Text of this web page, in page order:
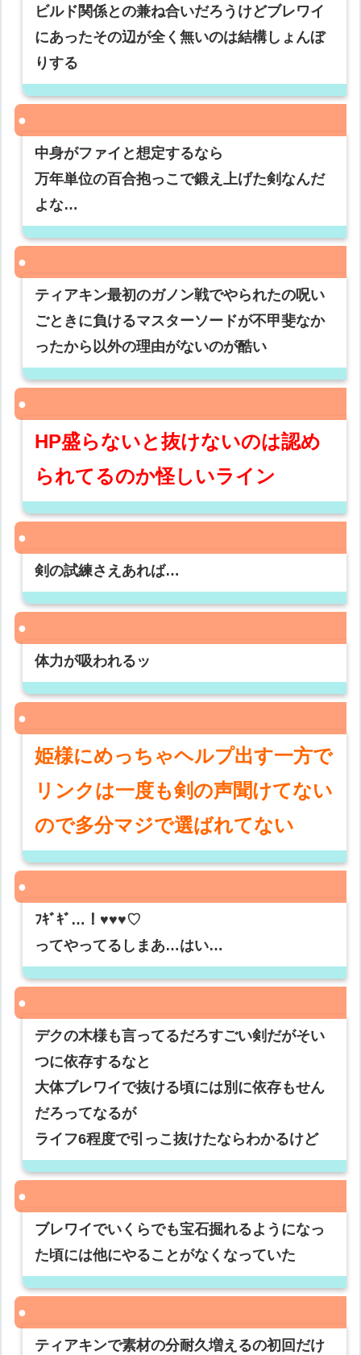
ビルド関係との兼ね合いだろうけどブレワイ
にあったその辺が全く無いのは結構しょんぼ
りする
中身がファイと想定するなら
万年単位の百合抱っこで鍛え上げた剣なんだ
よな…
ティアキン最初のガノン戦でやられたの呪い
ごときに負けるマスターソードが不甲斐なか
ったから以外の理由がないのが酷い
HP盛らないと抜けないのは認め
られてるのか怪しいライン
剣の試練さえあれば…
体力が吸われるッ
姫様にめっちゃヘルプ出す一方で
リンクは一度も剣の声聞けてない
ので多分マジで選ばれてない
ﾌｷﾞｷﾞ…！♥️♥️♥️♡
ってやってるしまあ…はい…
デクの木様も言ってるだろすごい剣だがそい
つに依存するなと
大体ブレワイで抜ける頃には別に依存もせん
だろってなるが
ライフ6程度で引っこ抜けたならわかるけど
ブレワイでいくらでも宝石掘れるようになっ
た頃には他にやることがなくなっていた
ティアキンで素材の分耐久増えるの初回だけ